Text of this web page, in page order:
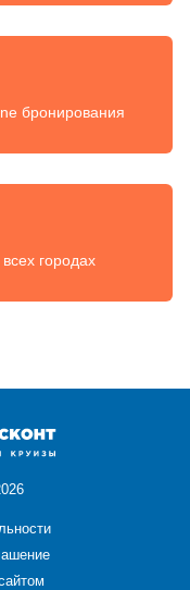
бронирования
городах